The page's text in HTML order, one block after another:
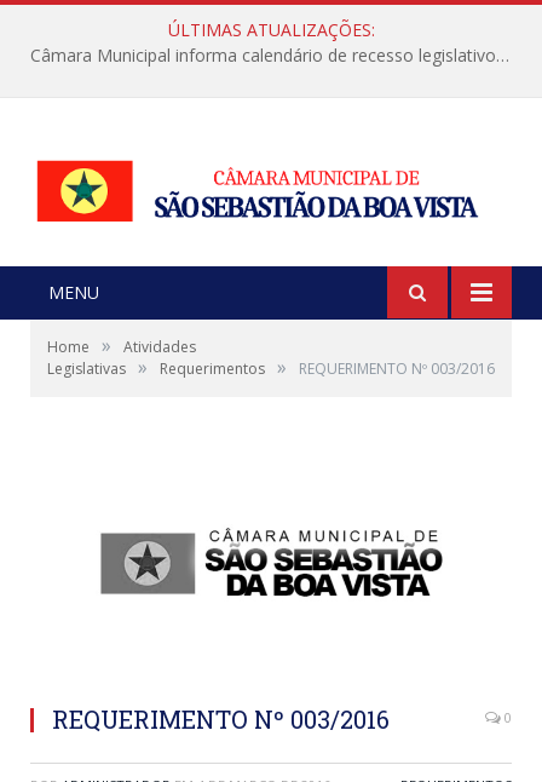
ÚLTIMAS ATUALIZAÇÕES:
Câmara Municipal informa calendário de recesso legislativo de julho
MENU
Home »
Atividades
Legislativas » Requerimentos » REQUERIMENTO Nº 003/2016
REQUERIMENTO Nº 003/2016 0